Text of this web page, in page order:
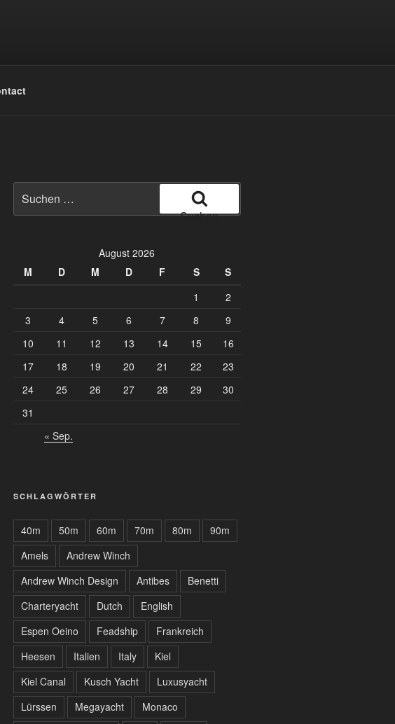
nach:
Suchen
August 2026
M
D M D F S
S
1
2
3
4 5 6 7 8
9
10
11 12 13 14 15
16
17
18 19 20 21 22
23
24
25 26 27 28 29
30
31
« Sep.
SCHLAGWÖRTER
40m 50m 60m 70m 80m
90m
Amels
Andrew Winch
Andrew Winch Design
Antibes
Benetti
Charteryacht
Dutch
English
Espen Oeino
Feadship
Frankreich
Heesen
Italien Italy
Kiel
Kiel Canal
Kusch Yacht
Luxusyacht
Lürssen
Megayacht
Monaco